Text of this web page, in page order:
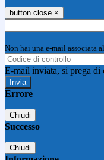
button close ×
Non hai una e-mail associata
E-mail inviata, si prega di
Errore
Chiudi
Successo
Chiudi